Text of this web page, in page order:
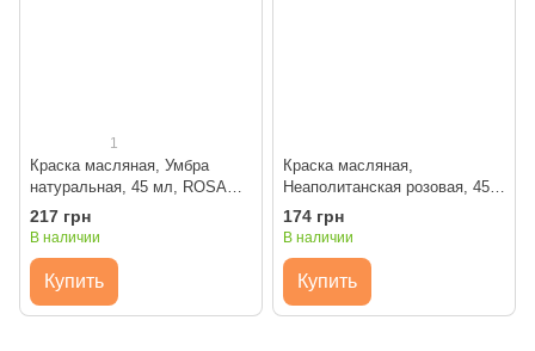
1
Краска масляная, Умбра
натуральная, 45 мл, ROSA
Gallery
217 грн
В наличии
Купить
Краска масляная,
Неаполитанская розовая, 45
мл, ROSA Gallery
174 грн
В наличии
Купить